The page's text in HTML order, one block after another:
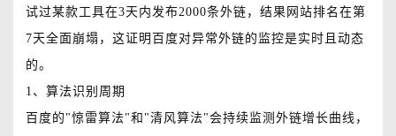
试过某款工具在3天内发布2000条外链，结果网站排名在第
7天全面崩塌，这证明百度对异常外链的监控是实时且动态
的。
1、算法识别周期
百度的"惊雷算法"和"清风算法"会持续监测外链增长曲线，